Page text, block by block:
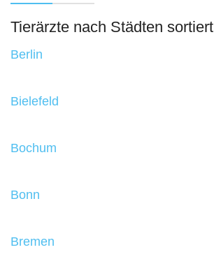
Tierärzte nach Städten sortiert
Berlin
Bielefeld
Bochum
Bonn
Bremen